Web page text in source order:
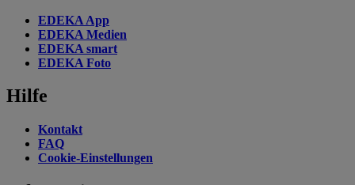
EDEKA App
EDEKA Medien
EDEKA smart
EDEKA Foto
Hilfe
Kontakt
FAQ
Cookie-Einstellungen